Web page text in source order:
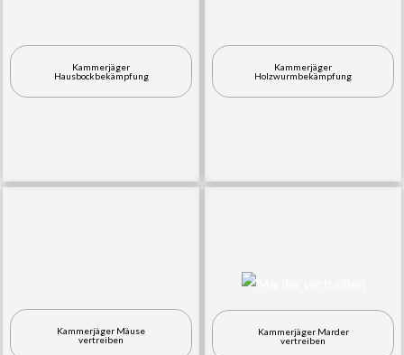
Kammerjäger
Hausbockbekämpfung
Kammerjäger
Holzwurmbekämpfung
Kammerjäger Mäuse
vertreiben
Kammerjäger Marder
vertreiben